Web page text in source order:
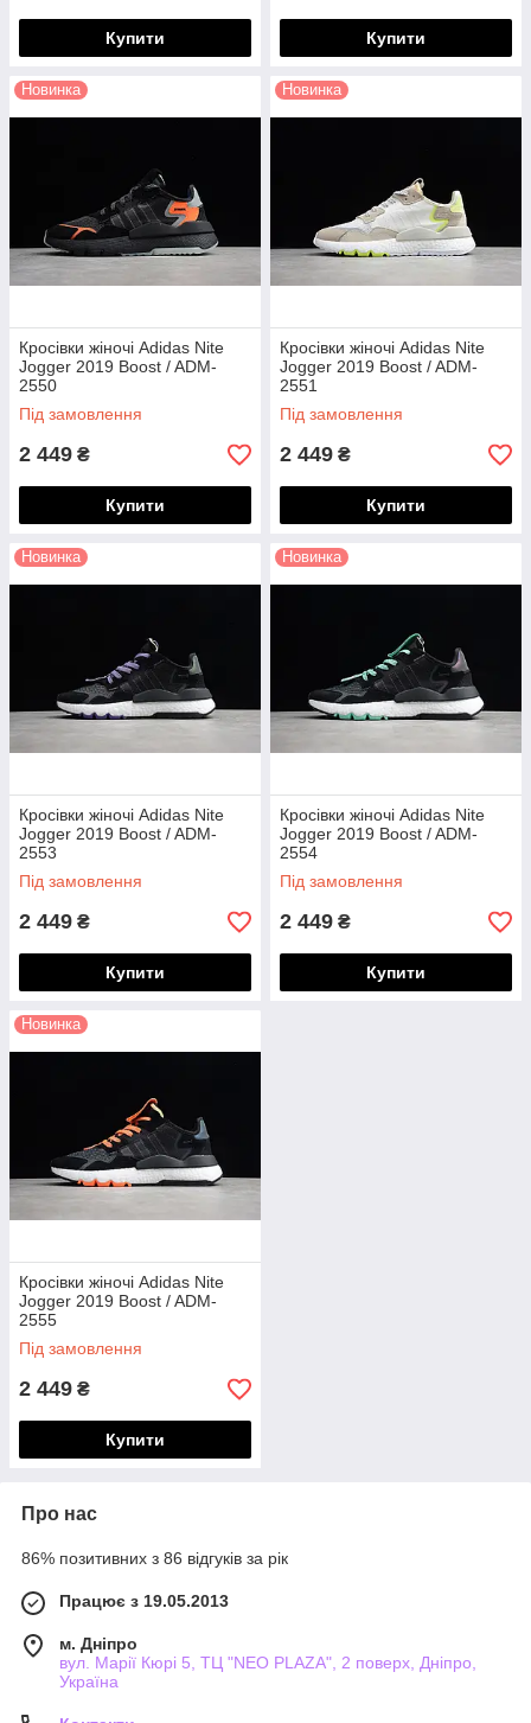
Купити Купити
Новинка
Кросівки жіночі Adidas Nite
Jogger 2019 Boost / ADM-
2550
Під замовлення
2 449 ₴
Купити
Новинка
Кросівки жіночі Adidas Nite
Jogger 2019 Boost / ADM-
2551
Під замовлення
2 449 ₴
Купити
Новинка
Кросівки жіночі Adidas Nite
Jogger 2019 Boost / ADM-
2553
Під замовлення
2 449 ₴
Купити
Новинка
Кросівки жіночі Adidas Nite
Jogger 2019 Boost / ADM-
2554
Під замовлення
2 449 ₴
Купити
Новинка
Кросівки жіночі Adidas Nite
Jogger 2019 Boost / ADM-
2555
Під замовлення
2 449 ₴
Купити
Про нас
86% позитивних з 86 відгуків за рік
Працює з 19.05.2013
м. Дніпро
вул. Марії Кюрі 5, ТЦ "NEO PLAZA", 2 поверх, Дніпро,
Україна